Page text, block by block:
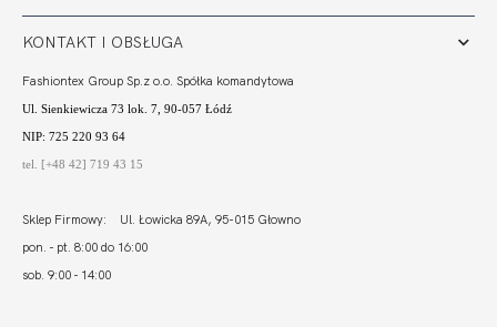
KONTAKT I OBSŁUGA
Fashiontex Group Sp.z o.o. Spółka komandytowa
Ul. Sienkiewicza 73 lok. 7, 90-057 Łódź
NIP: 725 220 93 64
tel. [+48 42] 719 43 15
Sklep Firmowy: Ul. Łowicka 89A, 95-015 Głowno
pon. - pt. 8:00 do 16:00
sob. 9:00 - 14:00